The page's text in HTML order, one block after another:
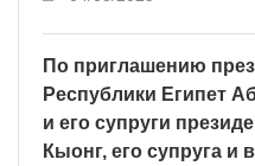
По приглашению
Республики Египет
и его супруги
Кыонг, его супруга и